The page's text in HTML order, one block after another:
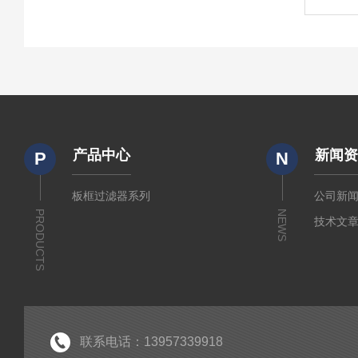
P
PRODUCTS
产品中心
板框过滤器系列
N
NEWS
新闻
公司新
技术文
联系电话：13957339918